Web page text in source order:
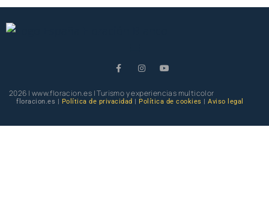
2026 | www.floracion.es | Turismo y experiencias multicolor
floracion.es | Política de privacidad Política de cookies |Aviso legal